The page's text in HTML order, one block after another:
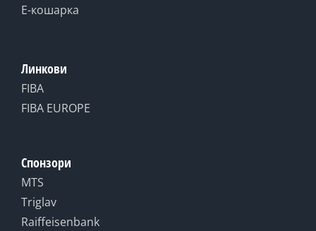
Е-кошарка
Линкови
FIBA
FIBA EUROPE
Спонзори
MTS
Triglav
Raiffeisenbank